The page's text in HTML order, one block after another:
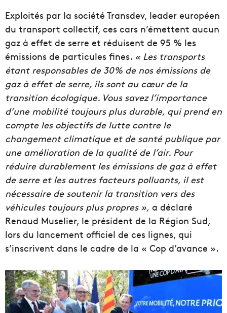
Exploités par la société Transdev, leader européen
du transport collectif, ces cars n’émettent aucun
gaz à effet de serre et réduisent de 95 % les
émissions de particules fines. « Les transports
étant responsables de 30% de nos émissions de
gaz à effet de serre, ils sont au cœur de la
transition écologique. Vous savez l’importance
d’une mobilité toujours plus durable, qui prend en
compte les objectifs de lutte contre le
changement climatique et de santé publique par
une amélioration de la qualité de l’air. Pour
réduire durablement les émissions de gaz à effet
de serre et les autres facteurs polluants, il est
nécessaire de soutenir la transition vers des
véhicules toujours plus propres », a déclaré
Renaud Muselier, le président de la Région Sud,
lors du lancement officiel de ces lignes, qui
s’inscrivent dans le cadre de la « Cop d’avance ».